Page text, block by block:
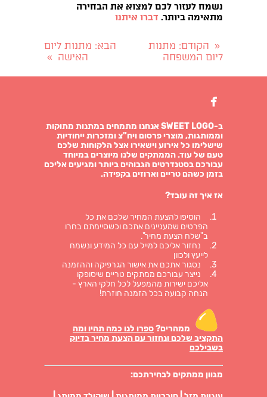
נשמח לעזור לכם למצוא את הבחירה
מתאימה ביותר. דברו איתנו
« הקודם: מתנות
ליום המשפחה
הבא: מתנות ליום
האישה
»

ב-SWEET LOGO אנחנו מתמחים במתנות מתוקות
וממותגות, מוצרי פרסום ויח"צ ומזכרות ייחודיות
שישלימו כל אירוע וישאירו אצל הלקוחות שלכם
טעם של עוד. הממתקים שלנו מיוצרים במיוחד
עבורכם בסטנדרטים הגבוהים ביותר ומגיעים אליכם
בזמן כשהם טריים וארוזים בקפידה.
אז איך זה עובד?
הוסיפו להצעת המחיר שלכם את כל
הפרטים שמעניינים אתכם וכשסיימתם בחרו
ב"שלח הצעת מחיר".
נחזור אליכם למייל עם כל המידע ונשמח
לייעץ ולכוון
נסגור אתכם את אישור הגרפיקה וההזמנה
נייצר עבורכם ממתקים טריים שיסופקו
אליכם ישירות מהמפעל לכל חלקי הארץ -
הנחה קבועה בכל הזמנה חוזרת!
ממהרים?ספרו לנו כמה תהיו ומה
התקציב שלכם ונחזור עם הצעת מחיר בדיוק
בשבילכם
מגוון ממתקים לבחירתכם: